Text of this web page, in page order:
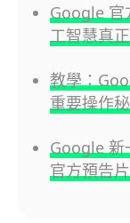
Google 官
工智慧真
教學：
重要操作
Google 新
官方預告